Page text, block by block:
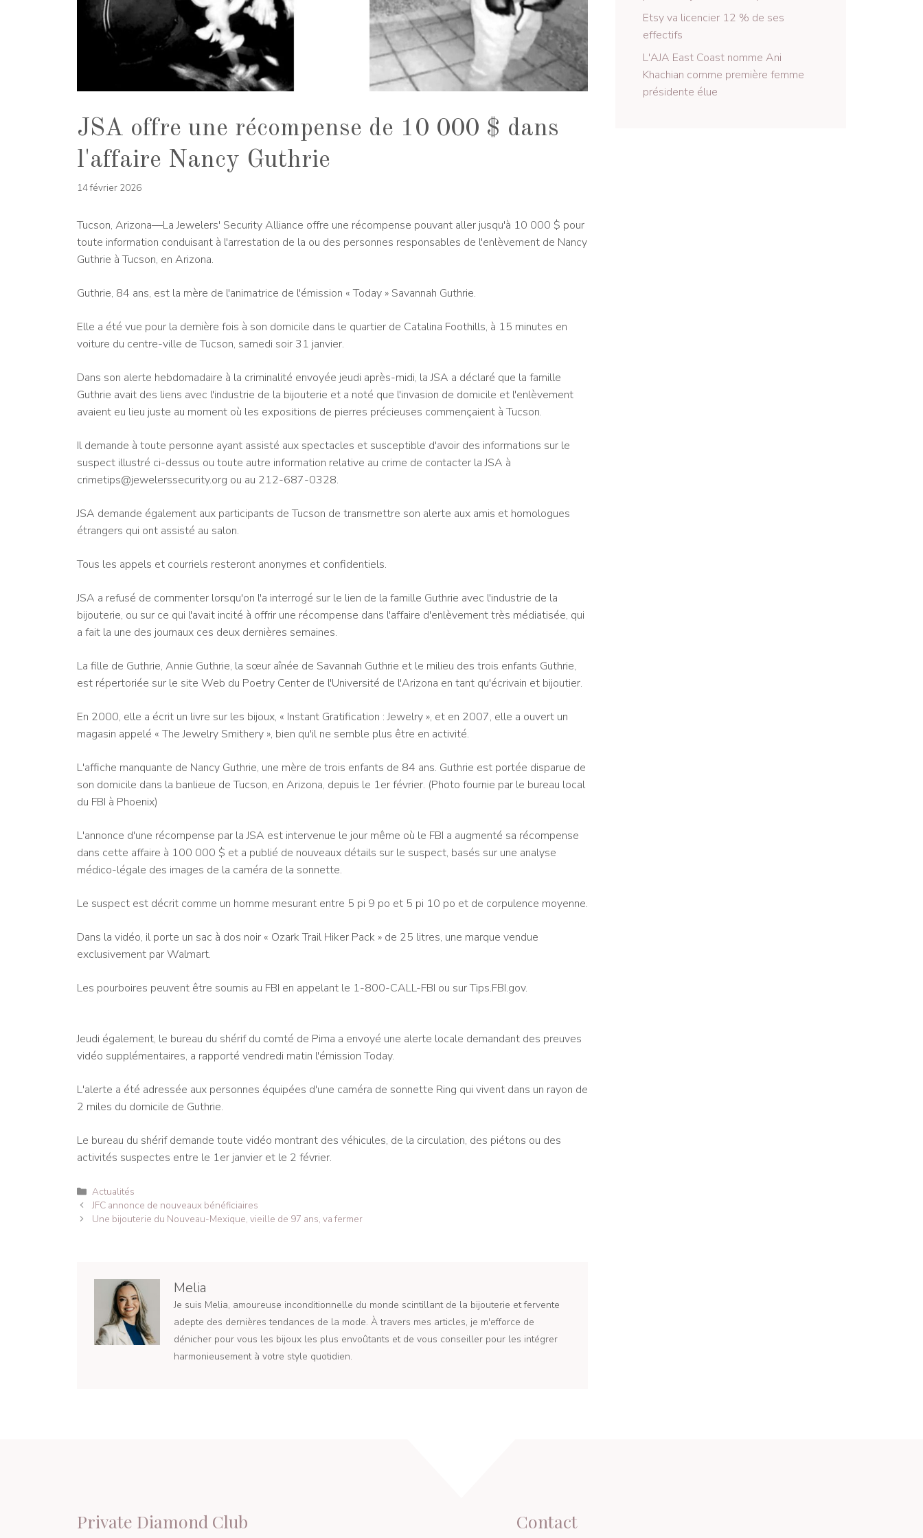
JSA offre une récompense de 10 000 $ dans
l'affaire Nancy Guthrie
14 février 2026
Tucson, Arizona—La Jewelers' Security Alliance offre une récompense pouvant aller jusqu'à 10 000 $ pour
toute information conduisant à l'arrestation de la ou des personnes responsables de l'enlèvement de Nancy
Guthrie à Tucson, en Arizona.
Guthrie, 84 ans, est la mère de l'animatrice de l'émission « Today » Savannah Guthrie.
Elle a été vue pour la dernière fois à son domicile dans le quartier de Catalina Foothills, à 15 minutes en
voiture du centre-ville de Tucson, samedi soir 31 janvier.
Dans son alerte hebdomadaire à la criminalité envoyée jeudi après-midi, la JSA a déclaré que la famille
Guthrie avait des liens avec l'industrie de la bijouterie et a noté que l'invasion de domicile et l'enlèvement
avaient eu lieu juste au moment où les expositions de pierres précieuses commençaient à Tucson.
Il demande à toute personne ayant assisté aux spectacles et susceptible d'avoir des informations sur le
suspect illustré ci-dessus ou toute autre information relative au crime de contacter la JSA à
crimetips@jewelerssecurity.org ou au 212-687-0328.
JSA demande également aux participants de Tucson de transmettre son alerte aux amis et homologues
étrangers qui ont assisté au salon.
Tous les appels et courriels resteront anonymes et confidentiels.
JSA a refusé de commenter lorsqu'on l'a interrogé sur le lien de la famille Guthrie avec l'industrie de la
bijouterie, ou sur ce qui l'avait incité à offrir une récompense dans l'affaire d'enlèvement très médiatisée, qui
a fait la une des journaux ces deux dernières semaines.
La fille de Guthrie, Annie Guthrie, la sœur aînée de Savannah Guthrie et le milieu des trois enfants Guthrie,
est répertoriée sur le site Web du Poetry Center de l'Université de l'Arizona en tant qu'écrivain et bijoutier.
En 2000, elle a écrit un livre sur les bijoux, « Instant Gratification : Jewelry », et en 2007, elle a ouvert un
magasin appelé « The Jewelry Smithery », bien qu'il ne semble plus être en activité.
L'affiche manquante de Nancy Guthrie, une mère de trois enfants de 84 ans. Guthrie est portée disparue de
son domicile dans la banlieue de Tucson, en Arizona, depuis le 1er février. (Photo fournie par le bureau local
du FBI à Phoenix)
L'annonce d'une récompense par la JSA est intervenue le jour même où le FBI a augmenté sa récompense
dans cette affaire à 100 000 $ et a publié de nouveaux détails sur le suspect, basés sur une analyse
médico-légale des images de la caméra de la sonnette.
Le suspect est décrit comme un homme mesurant entre 5 pi 9 po et 5 pi 10 po et de corpulence moyenne.
Dans la vidéo, il porte un sac à dos noir « Ozark Trail Hiker Pack » de 25 litres, une marque vendue
exclusivement par Walmart.
Les pourboires peuvent être soumis au FBI en appelant le 1-800-CALL-FBI ou sur Tips.FBI.gov.
Jeudi également, le bureau du shérif du comté de Pima a envoyé une alerte locale demandant des preuves
vidéo supplémentaires, a rapporté vendredi matin l'émission Today.
L'alerte a été adressée aux personnes équipées d'une caméra de sonnette Ring qui vivent dans un rayon de
2 miles du domicile de Guthrie.
Le bureau du shérif demande toute vidéo montrant des véhicules, de la circulation, des piétons ou des
activités suspectes entre le 1er janvier et le 2 février.
Catégories
Actualités
Navigation
des
JFC annonce de nouveaux bénéficiaires
Une bijouterie du Nouveau-Mexique, vieille de 97 ans, va fermer
Melia
Je suis Melia, amoureuse inconditionnelle du monde scintillant de la bijouterie et fervente
adepte des dernières tendances de la mode. À travers mes articles, je m'efforce de
dénicher pour vous les bijoux les plus envoûtants et de vous conseiller pour les intégrer
harmonieusement à votre style quotidien.
Etsy va licencier 12 % de ses
effectifs
L'AJA East Coast nomme Ani
Khachian comme première femme
présidente élue
Private Diamond Club Contact